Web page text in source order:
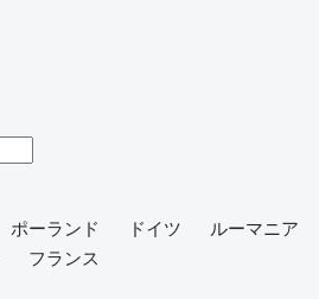
ポーランド ドイツ
ルーマニア
フランス